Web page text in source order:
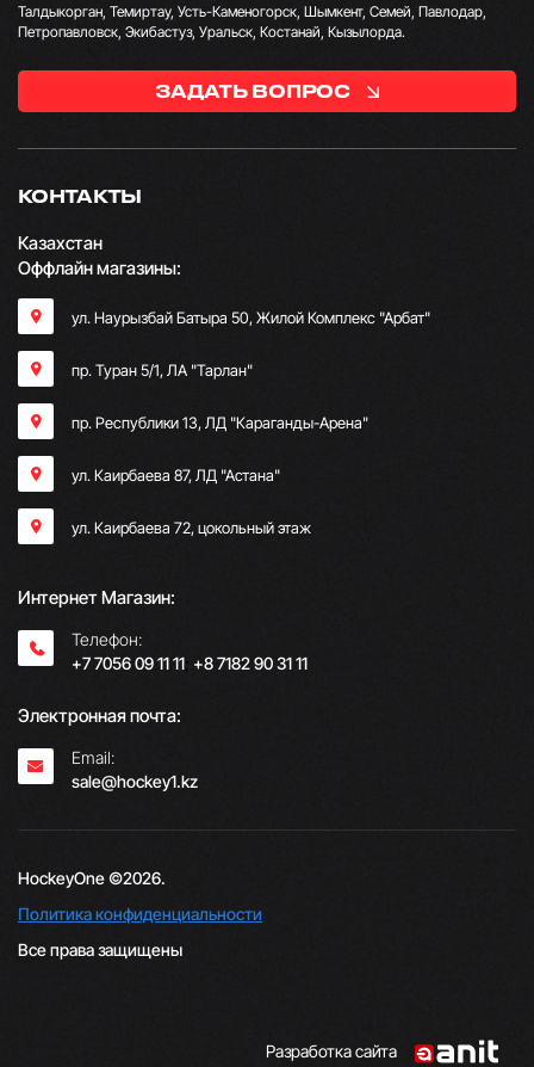
КОНТАКТЫ
Казахстан
Оффлайн магазины:
ул. Наурызбай Батыра 50, Жилой Комплекс "Арбат"
пр. Туран 5/1, ЛА "Тарлан"
пр. Республики 13, ​ЛД "Караганды-Арена"
ул. Каирбаева 87, ЛД "Астана"
ул. Каирбаева 72, цокольный этаж
Интернет Магазин:
Телефон:
+7 7056 09 11 11; +8 7182 90 31 11
Электронная почта:
Email:
sale@hockey1.kz
Талдыкорган, Темиртау, Усть-Каменогорск, Шымкент, Семей, Павлодар,
Петропавловск, Экибастуз, Уральск, Костанай, Кызылорда.
ЗАДАТЬ ВОПРОС
HockeyOne ©2026.
Политика конфиденциальности
Все права защищены
Разработка сайта